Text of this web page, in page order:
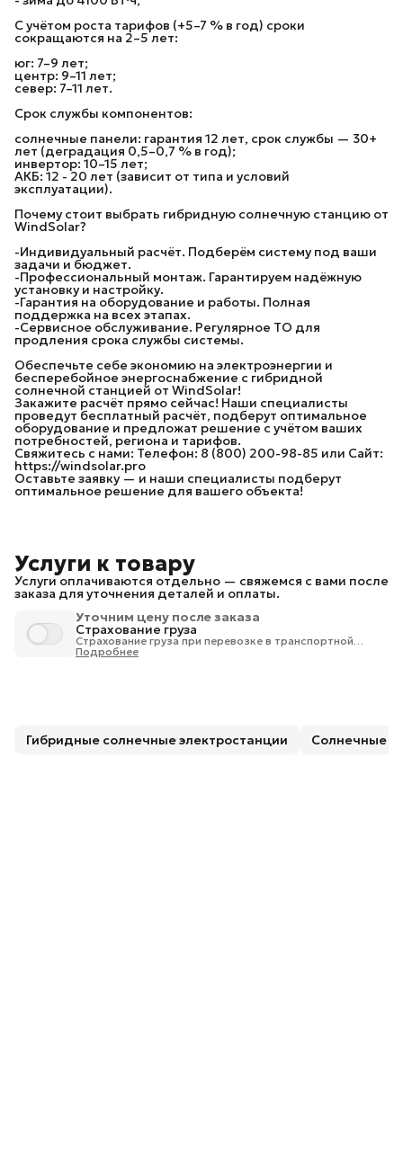
С учётом роста тарифов (+5–7 % в год) сроки
сокращаются на 2–5 лет:
юг: 7–9 лет;
центр: 9–11 лет;
север: 7–11 лет.
Срок службы компонентов:
солнечные панели: гарантия 12 лет, срок службы — 30+
лет (деградация 0,5–0,7 % в год);
инвертор: 10–15 лет;
АКБ: 12 - 20 лет (зависит от типа и условий
эксплуатации).
Почему стоит выбрать гибридную солнечную станцию от
WindSolar?
-Индивидуальный расчёт. Подберём систему под ваши
задачи и бюджет.
-Профессиональный монтаж. Гарантируем надёжную
установку и настройку.
-Гарантия на оборудование и работы. Полная
поддержка на всех этапах.
-Сервисное обслуживание. Регулярное ТО для
продления срока службы системы.
Обеспечьте себе экономию на электроэнергии и
бесперебойное энергоснабжение с гибридной
солнечной станцией от WindSolar!
Закажите расчёт прямо сейчас! Наши специалисты
проведут бесплатный расчёт, подберут оптимальное
оборудование и предложат решение с учётом ваших
потребностей, региона и тарифов.
Свяжитесь с нами: Телефон: 8 (800) 200-98-85 или Сайт:
https://windsolar.pro
Оставьте заявку — и наши специалисты подберут
оптимальное решение для вашего объекта!
Услуги к товару
Услуги оплачиваются отдельно — свяжемся с вами после
заказа для уточнения деталей и оплаты.
Уточним цену после заказа
Страхование груза
Страхование груза при перевозке в транспортной
компании 1% от стоимости груза.
Подробнее
Гибридные солнечные электростанции Солнечные